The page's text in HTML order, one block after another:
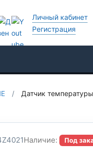
Личный кабинет
Регистрация
/
Датчик
Наличие: Под